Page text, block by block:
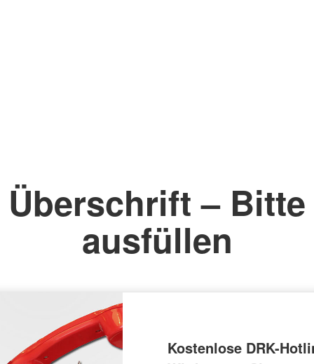
Überschrift – Bitte
ausfüllen
Kostenlose DRK-